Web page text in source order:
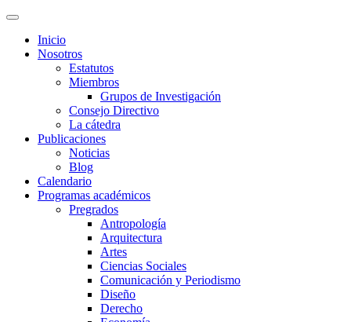
Inicio
Nosotros
Estatutos
Miembros
Grupos de Investigación
Consejo Directivo
La cátedra
Publicaciones
Noticias
Blog
Calendario
Programas académicos
Pregrados
Antropología
Arquitectura
Artes
Ciencias Sociales
Comunicación y Periodismo
Diseño
Derecho